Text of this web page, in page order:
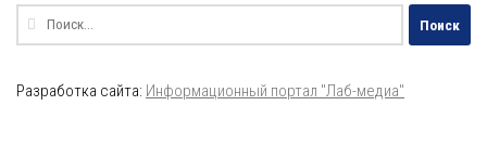
Найти:
Разработка сайта: Информационный портал "Лаб-медиа"